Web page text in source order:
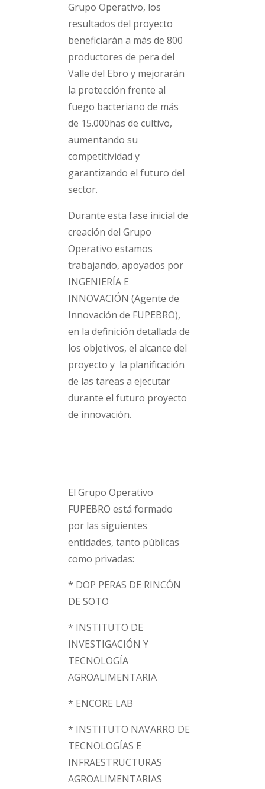
Grupo Operativo, los
resultados del proyecto
beneficiarán a más de 800
productores de pera del
Valle del Ebro y mejorarán
la protección frente al
fuego bacteriano de más
de 15.000has de cultivo,
aumentando su
competitividad y
garantizando el futuro del
sector.
Durante esta fase inicial de
creación del Grupo
Operativo estamos
trabajando, apoyados por
INGENIERÍA E
INNOVACIÓN (Agente de
Innovación de FUPEBRO),
en la definición detallada de
los objetivos, el alcance del
proyecto y la planificación
de las tareas a ejecutar
durante el futuro proyecto
de innovación.
El Grupo Operativo
FUPEBRO está formado
por las siguientes
entidades, tanto públicas
como privadas:
* DOP PERAS DE RINCÓN
DE SOTO
* INSTITUTO DE
INVESTIGACIÓN Y
TECNOLOGÍA
AGROALIMENTARIA
* ENCORE LAB
* INSTITUTO NAVARRO DE
TECNOLOGÍAS E
INFRAESTRUCTURAS
AGROALIMENTARIAS